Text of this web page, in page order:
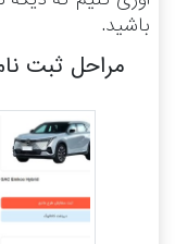
باشید.
مراحل ثبت